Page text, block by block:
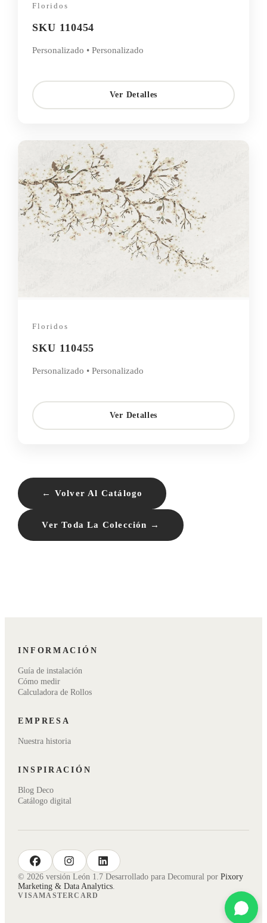
Floridos
SKU 110454
Personalizado • Personalizado
Ver Detalles
Floridos
SKU 110455
Personalizado • Personalizado
Ver Detalles
← Volver Al Catálogo
Ver Toda La Colección →
INFORMACIÓN
Guía de instalación
Cómo medir
Calculadora de Rollos
EMPRESA
Nuestra historia
INSPIRACIÓN
Blog Deco
Catálogo digital
facebook instagram linkedin
© 2026 versión León 1.7 Desarrollado para Decomural porPixory
Marketing & Data Analytics.
VISAMASTERCARD